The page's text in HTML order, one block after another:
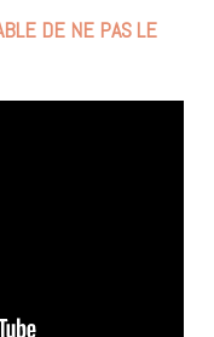
DE NE PAS LE